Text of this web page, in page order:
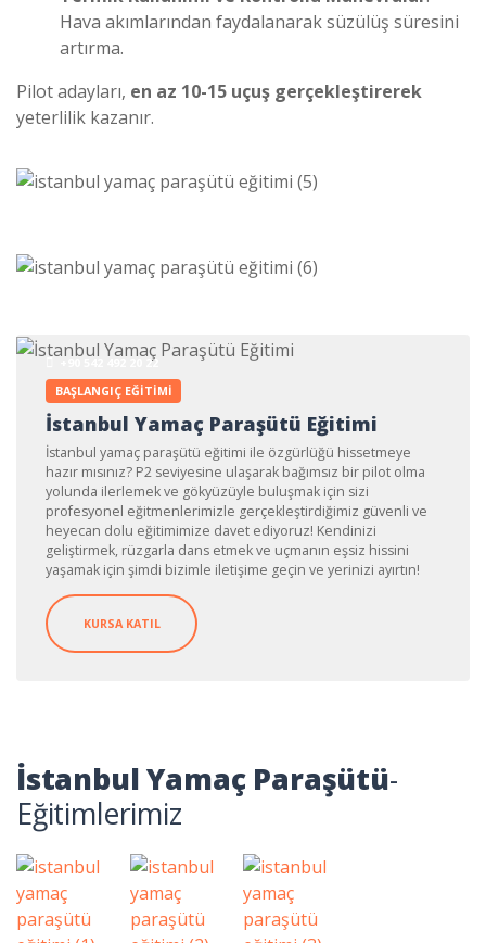
Hava akımlarından faydalanarak süzülüş süresini
artırma.
Pilot adayları, en az 10-15 uçuş gerçekleştirerek
yeterlilik kazanır.
+90 542 492 20 22
BAŞLANGIÇ EĞITIMI
İstanbul Yamaç Paraşütü Eğitimi
İstanbul yamaç paraşütü eğitimi ile özgürlüğü hissetmeye
hazır mısınız? P2 seviyesine ulaşarak bağımsız bir pilot olma
yolunda ilerlemek ve gökyüzüyle buluşmak için sizi
profesyonel eğitmenlerimizle gerçekleştirdiğimiz güvenli ve
heyecan dolu eğitimimize davet ediyoruz! Kendinizi
geliştirmek, rüzgarla dans etmek ve uçmanın eşsiz hissini
yaşamak için şimdi bizimle iletişime geçin ve yerinizi ayırtın!
KURSA KATIL
İstanbul Yamaç Paraşütü-
Eğitimlerimiz